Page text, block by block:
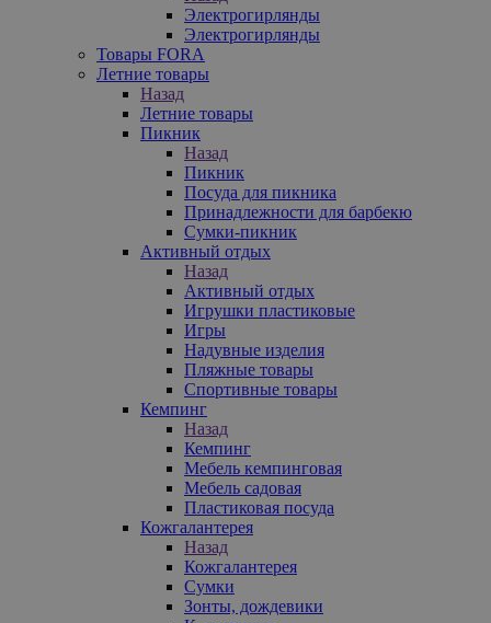
Электрогирлянды
Электрогирлянды
Товары FORA
Летние товары
Назад
Летние товары
Пикник
Назад
Пикник
Посуда для пикника
Принадлежности для барбекю
Сумки-пикник
Активный отдых
Назад
Активный отдых
Игрушки пластиковые
Игры
Надувные изделия
Пляжные товары
Спортивные товары
Кемпинг
Назад
Кемпинг
Мебель кемпинговая
Мебель садовая
Пластиковая посуда
Кожгалантерея
Назад
Кожгалантерея
Сумки
Зонты, дождевики